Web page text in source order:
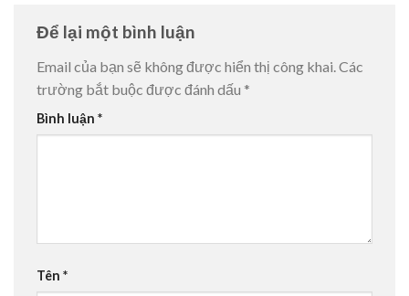
Để lại một bình luận
Email của bạn sẽ không được hiển thị công khai.Các
trường bắt buộc được đánh dấu *
Bình luận *
Tên *